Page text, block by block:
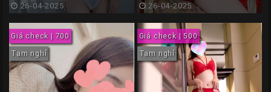
26-04-2025
26-04-2025
Giá check | 700
Tạm nghỉ
Giá check | 500
Tạm nghỉ